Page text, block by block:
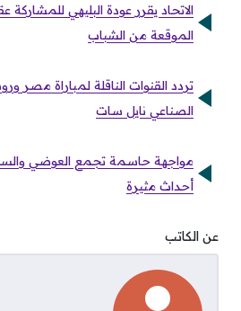
الاتحاد يقرر عودة البليهي للمشاركة
الموقعة من الشباب
تردد القنوات الناقلة لمباراة مصر
الصناعي نايل سات
مواجهة حاسمة تجمع العوضي
أحداث مثيرة
عن الكاتب